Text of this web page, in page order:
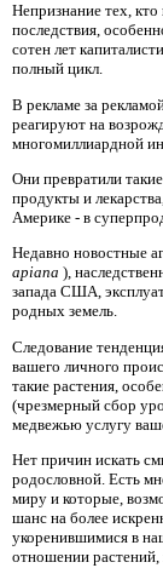
Непризнание тех,
последствия,
сотен лет
полный цикл.
В рекламе за
реагируют на
многомиллиардной
Они превратили
продукты и
Америке - в
Недавно новостные
apiana ),
запада США,
родных земель.
Следование
вашего личного
такие растения,
(чрезмерный сбор
медвежью услугу
Нет причин искать
родословной. Есть
миру и которые,
шанс на более
укоренившимися в
отношении